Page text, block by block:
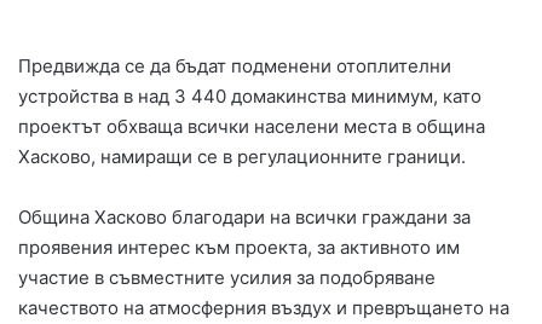
Предвижда се да бъдат подменени отоплителни
устройства в над 3 440 домакинства минимум, като
проектът обхваща всички населени места в община
Хасково, намиращи се в регулационните граници.
Община Хасково благодари на всички граждани за
проявения интерес към проекта, за активното им
участие в съвместните усилия за подобряване
качеството на атмосферния въздух и превръщането на